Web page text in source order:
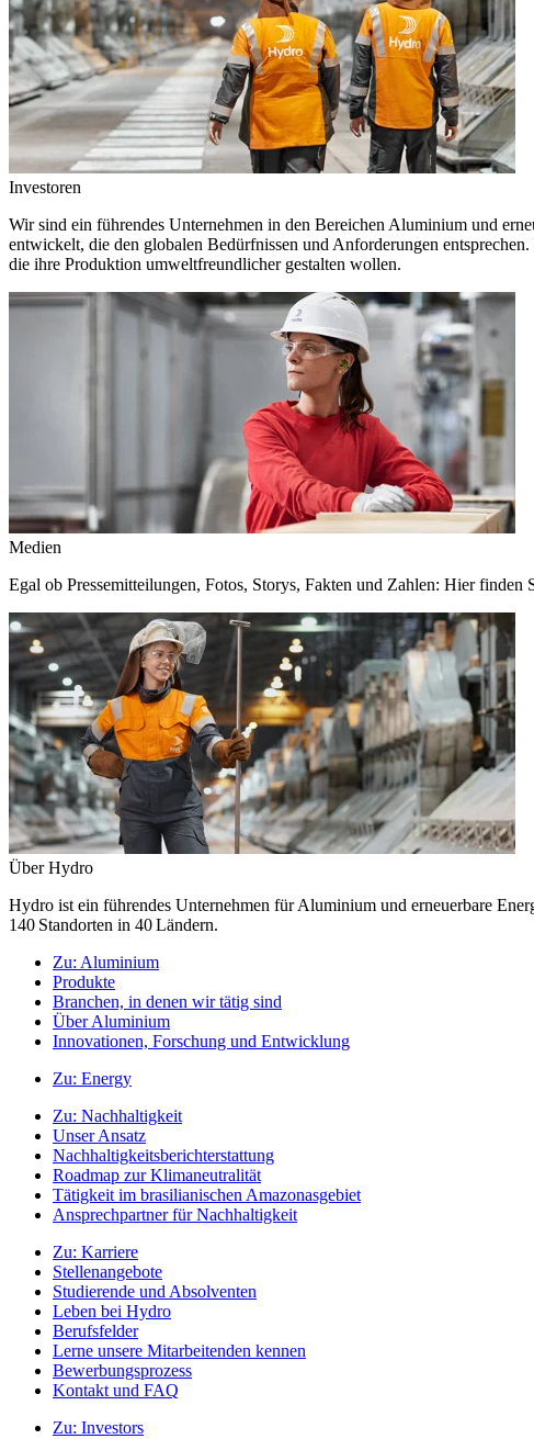
Investoren
Wir sind ein führendes Unternehmen in den Bereichen Aluminium und
entwickelt, die den globalen Bedürfnissen und Anforderungen
die ihre Produktion umweltfreundlicher gestalten wollen.
Medien
Egal ob Pressemitteilungen, Fotos, Storys, Fakten und Zahlen: Hier finden
Über Hydro
Hydro ist ein führendes Unternehmen für Aluminium und erneuerbare
140 Standorten in 40 Ländern.
Zu: Aluminium
Produkte
Branchen, in denen wir tätig sind
Über Aluminium
Innovationen, Forschung und Entwicklung
Zu: Energy
Zu: Nachhaltigkeit
Unser Ansatz
Nachhaltigkeitsberichterstattung
Roadmap zur Klimaneutralität
Tätigkeit im brasilianischen Amazonasgebiet
Ansprechpartner für Nachhaltigkeit
Zu: Karriere
Stellenangebote
Studierende und Absolventen
Leben bei Hydro
Berufsfelder
Lerne unsere Mitarbeitenden kennen
Bewerbungsprozess
Kontakt und FAQ
Zu: Investors